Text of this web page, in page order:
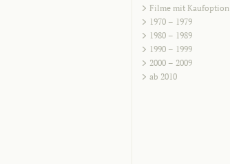
Filme mit Kaufoption
1970 – 1979
1980 – 1989
1990 – 1999
2000 – 2009
ab 2010